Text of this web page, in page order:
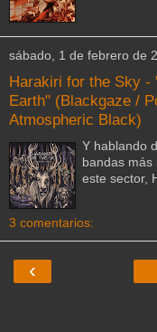
sábado, 1 de febrero de
Harakiri for the Sky -
Earth" (Blackgaze /
Atmospheric Black)
Y hablando
bandas más
este sector,
3 comentarios:
‹